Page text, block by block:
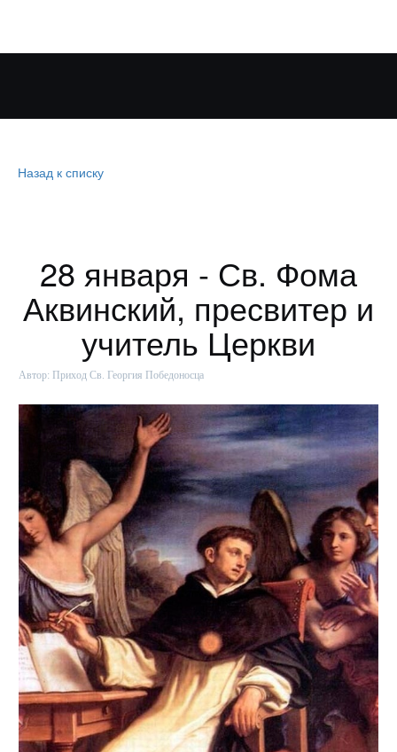
Назад к списку
28 января - Св. Фома
Аквинский, пресвитер и
учитель Церкви
Автор: Приход Св. Георгия Победоносца